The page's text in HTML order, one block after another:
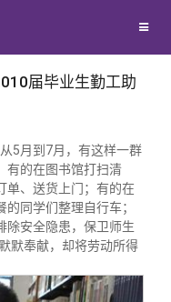
届毕业生勤工助
5月到7月，有这样一群
有的在图书馆打扫清
单、送货上门；有的在
同学们整理自行车；
除安全隐患，保卫师生
默奉献，却将劳动所得